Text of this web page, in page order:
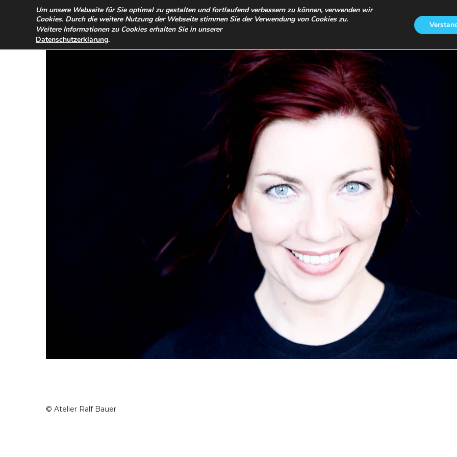
TERMINANFRAGE PREISE IMPRESSUM / DATENSCHUTZERKLÄRUNG
Fotos
© Atelier Ralf Bauer
Um unsere Webseite für Sie optimal zu gestalten und fortlaufend verbessern zu können, verwenden wir
Cookies. Durch die weitere Nutzung der Webseite stimmen Sie der Verwendung von Cookies zu.
Weitere Informationen zu Cookies erhalten Sie in unserer
Datenschutzerklärung.